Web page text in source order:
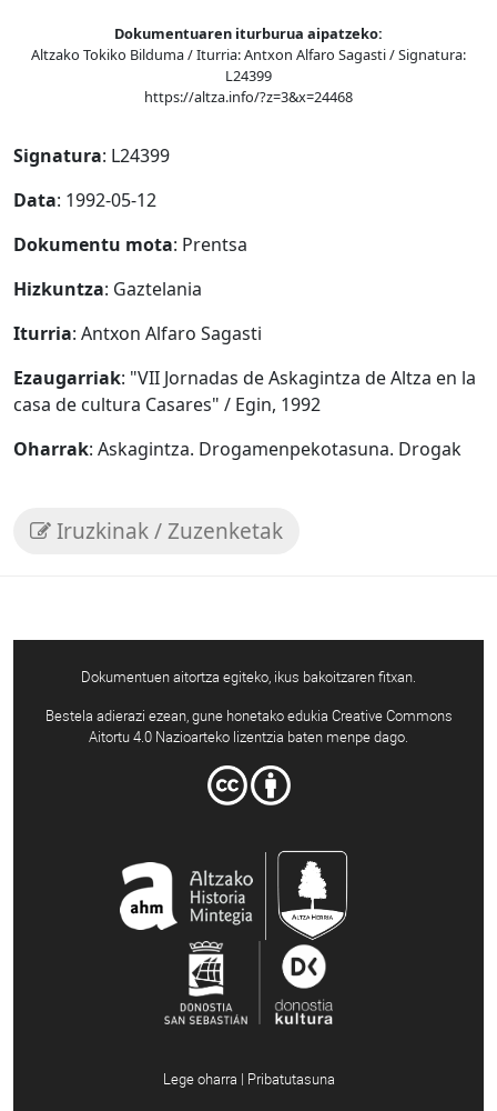
Dokumentuaren iturburua aipatzeko:
Altzako Tokiko Bilduma / Iturria: Antxon Alfaro Sagasti / Signatura:
L24399
https://altza.info/?z=3&x=24468
Signatura: L24399
Data: 1992-05-12
Dokumentu mota: Prentsa
Hizkuntza: Gaztelania
Iturria: Antxon Alfaro Sagasti
Ezaugarriak: "VII Jornadas de Askagintza de Altza en la
casa de cultura Casares" / Egin, 1992
Oharrak: Askagintza. Drogamenpekotasuna. Drogak
Iruzkinak / Zuzenketak
Dokumentuen aitortza egiteko, ikus bakoitzaren fitxan.
Bestela adierazi ezean, gune honetako edukia Creative Commons
Aitortu 4.0 Nazioarteko lizentzia baten menpe dago.
Lege oharra | Pribatutasuna